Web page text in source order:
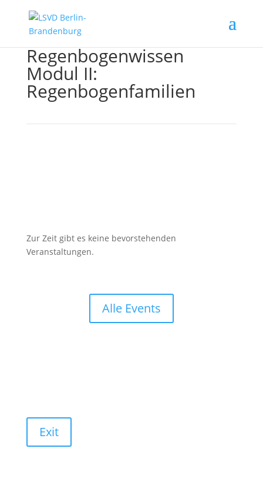
Regenbogenwissen
Modul II:
Regenbogenfamilien
Zur Zeit gibt es keine bevorstehenden
Veranstaltungen.
Alle Events
Exit